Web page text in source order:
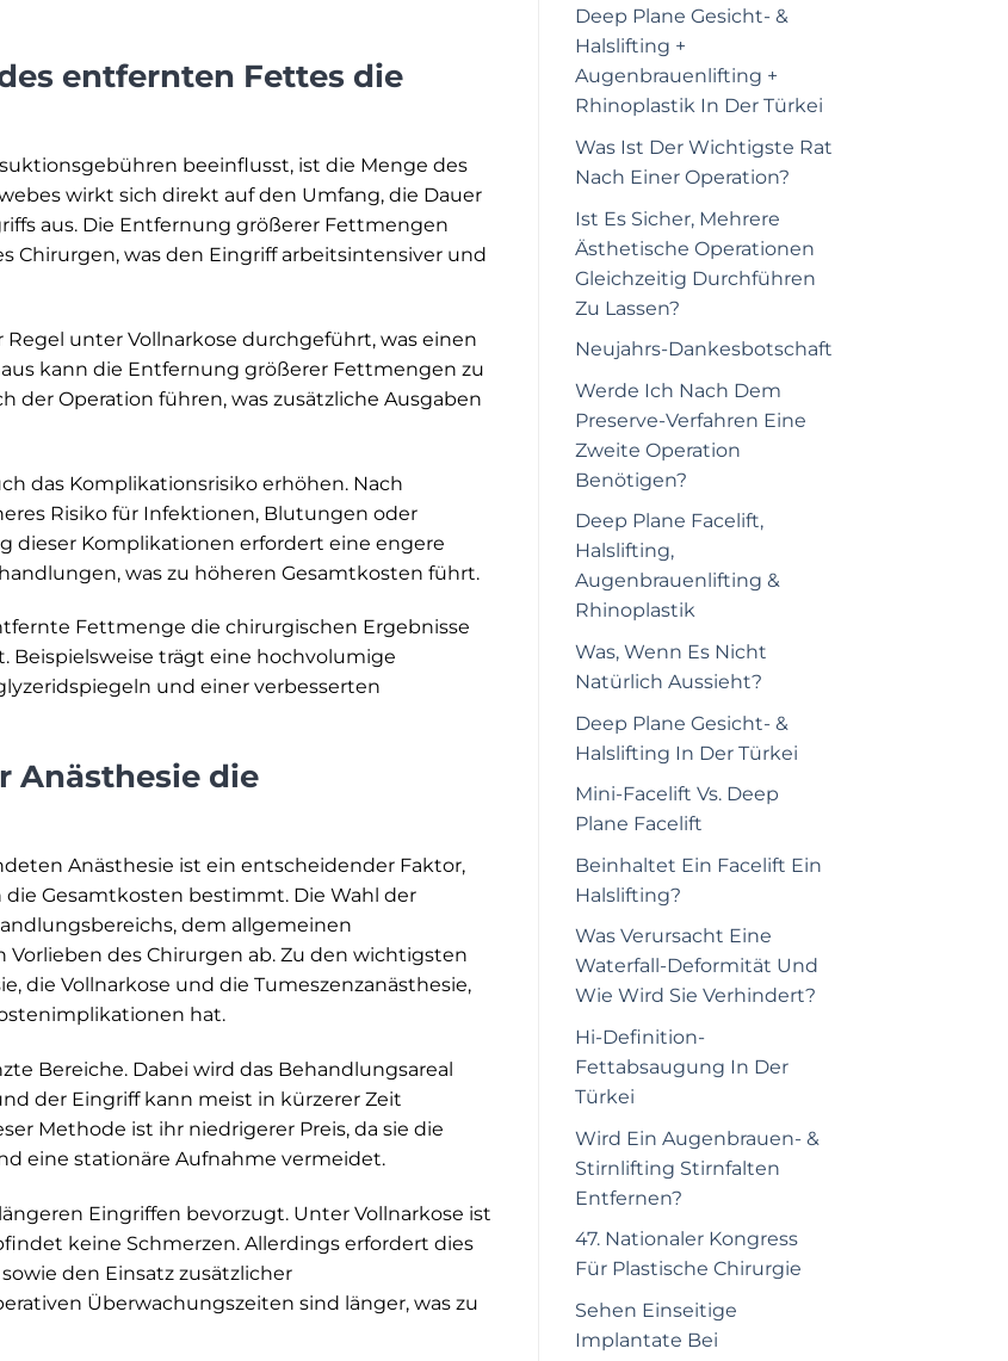
entfernten Fettes die
beeinflusst, ist die Menge des
wirkt sich direkt auf den Umfang, die Dauer
aus. Die Entfernung größerer Fettmengen
Chirurgen, was den Eingriff arbeitsintensiver und
unter Vollnarkose durchgeführt, was einen
kann die Entfernung größerer Fettmengen zu
der Operation führen, was zusätzliche Ausgaben
das Komplikationsrisiko erhöhen. Nach
Risiko für Infektionen, Blutungen oder
dieser Komplikationen erfordert eine engere
was zu höheren Gesamtkosten führt.
Fettmenge die chirurgischen Ergebnisse
Beispielsweise trägt eine hochvolumige
und einer verbesserten
Anästhesie die
Anästhesie ist ein entscheidender Faktor,
die Gesamtkosten bestimmt. Die Wahl der
dem allgemeinen
des Chirurgen ab. Zu den wichtigsten
die Vollnarkose und die Tumeszenzanästhesie,
hat.
Bereiche. Dabei wird das Behandlungsareal
der Eingriff kann meist in kürzerer Zeit
Methode ist ihr niedrigerer Preis, da sie die
eine stationäre Aufnahme vermeidet.
Eingriffen bevorzugt. Unter Vollnarkose ist
keine Schmerzen. Allerdings erfordert dies
den Einsatz zusätzlicher
Überwachungszeiten sind länger, was zu
Deep Plane Gesicht- &
Halslifting +
Augenbrauenlifting +
Rhinoplastik In Der Türkei
Was Ist Der Wichtigste Rat
Nach Einer Operation?
Ist Es Sicher, Mehrere
Ästhetische Operationen
Gleichzeitig Durchführen
Zu Lassen?
Neujahrs-Dankesbotschaft
Werde Ich Nach Dem
Preserve-Verfahren Eine
Zweite Operation
Benötigen?
Deep Plane Facelift,
Halslifting,
Augenbrauenlifting &
Rhinoplastik
Was, Wenn Es Nicht
Natürlich Aussieht?
Deep Plane Gesicht- &
Halslifting In Der Türkei
Mini-Facelift Vs. Deep
Plane Facelift
Beinhaltet Ein Facelift Ein
Halslifting?
Was Verursacht Eine
Waterfall-Deformität Und
Wie Wird Sie Verhindert?
Hi-Definition-
Fettabsaugung In Der
Türkei
Wird Ein Augenbrauen- &
Stirnlifting Stirnfalten
Entfernen?
47. Nationaler Kongress
Für Plastische Chirurgie
Sehen Einseitige
Implantate Bei